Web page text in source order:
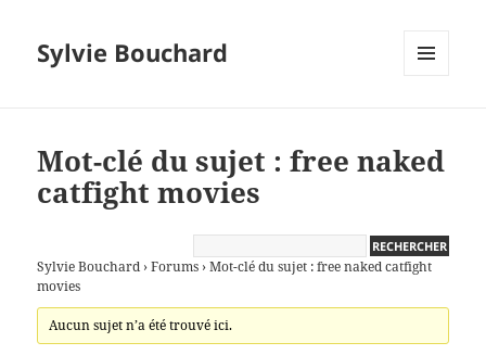
Sylvie Bouchard
Mot-clé du sujet : free naked
catfight movies
Sylvie Bouchard › Forums › Mot-clé du sujet : free naked catfight
movies
Aucun sujet n’a été trouvé ici.